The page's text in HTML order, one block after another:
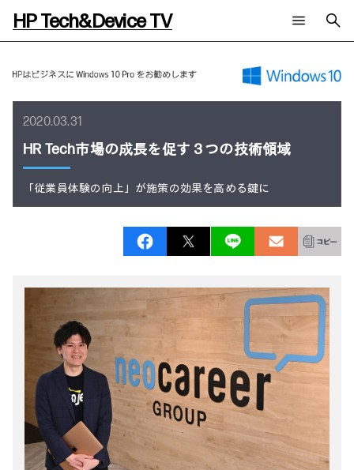
HP Tech&Device TV
チャンネル
AIの進化と活用事例
製品トレンド & レビュー
サイバーセキュリティ
事例
AI PC
WXP（DEXツール）
イベント・コラム
イベント・セミナー情報
コラム一覧
ご相談
メールニュース会員登録
日本HP 公式Webサイト
HP Tech&Device TV 内のコンテンツを検索します。
2020.03.31
HR Tech市場の成長を促す３つの技術領域
「従業員体験の向上」が施策の効果を高める鍵に